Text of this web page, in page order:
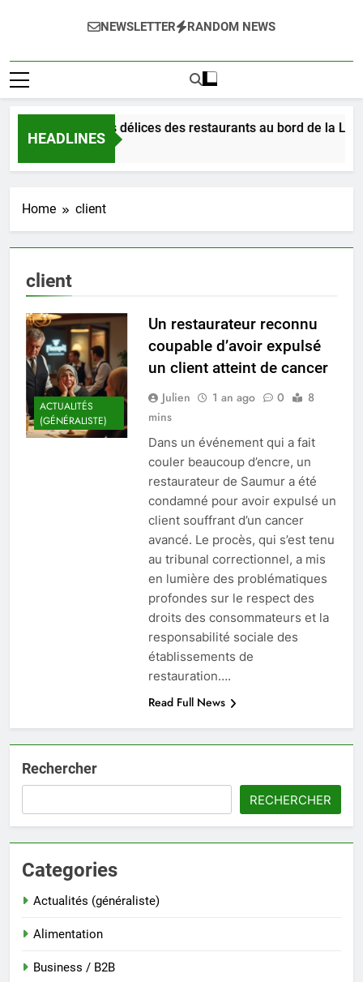
NEWSLETTER RANDOM NEWS
HEADLINES
Dégustez les délices des restaurants au bord de la
1 Jour Ago
Home client
client
ACTUALITÉS
(GÉNÉRALISTE)
Un restaurateur reconnu
coupable d’avoir expulsé
un client atteint de cancer
Julien 1 an ago 0
8
mins
Dans un événement qui a fait
couler beaucoup d’encre, un
restaurateur de Saumur a été
condamné pour avoir expulsé un
client souffrant d’un cancer
avancé. Le procès, qui s’est tenu
au tribunal correctionnel, a mis
en lumière des problématiques
profondes sur le respect des
droits des consommateurs et la
responsabilité sociale des
établissements de
restauration….
Read Full News
Rechercher
RECHERCHER
Categories
Actualités (généraliste)
Alimentation
Business / B2B